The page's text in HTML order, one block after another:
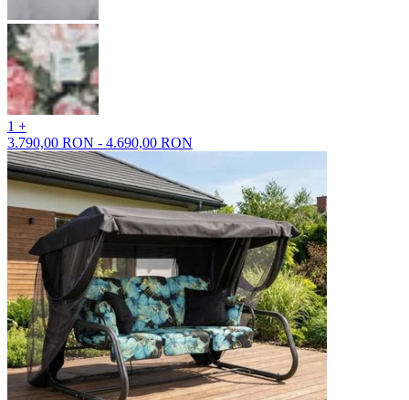
1 +
3.790,00 RON - 4.690,00 RON